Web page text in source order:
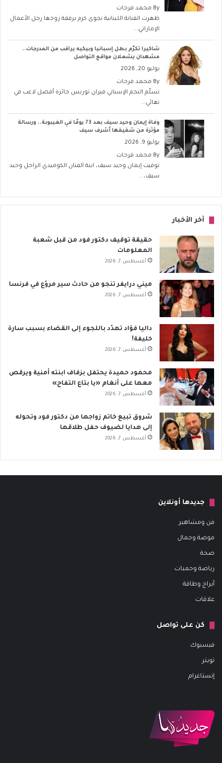
By محمد فرحات
ظهرت الفنانة اللبنانية نجوى كرم برفقة زوجها رجل الأعمال
الإماراتي...
شاكيرا تكرّم بطل إسبانيا وبيكيه يراقب من المدرجات..
مشهدان يشعلان مواقع التواصل
يوليو 20, 2026
By محمد فرحات
تسلّم النجم الإسباني فيران توريس جائزة أفضل لاعب في
نهائي...
وفاة إيمان وحيد سيف بعد 73 يومًا في الغيبوبة.. ورسالة
مؤثرة من شقيقها أشرف سيف
يوليو 9, 2026
By محمد فرحات
توفيت إيمان وحيد سيف، ابنة الفنان الكوميدي الراحل وحيد
سيف،...
آخر الأخبار
حقيقة توقيف دكتور فود من قبل شعبة
المعلومات
أغسطس 7, 2026
ميني درايفر تنجو من حادث سير مروّع في فرنسا
أغسطس 7, 2026
داليا فؤاد تهدّد باللجوء إلى القضاء بسبب سارة
خليفة!
أغسطس 7, 2026
محمود حميدة يحتفل بزفاف ابنته أمنية ويرقص
معها على أنغام «يا بتاع التفاح»
أغسطس 7, 2026
شروق تبيع خاتم زواجها من دكتور فود وتحوله
إلى هدايا لضيوف حفل طلاقها
أغسطس 7, 2026
جديدها أونلاين
فن ومشاهير
موضة وجمال
صحة
رياضة وحميات
أبراج وطاقة
علاقات
كن على تواصل
فيسبوك
تويتر
إنستاغرام